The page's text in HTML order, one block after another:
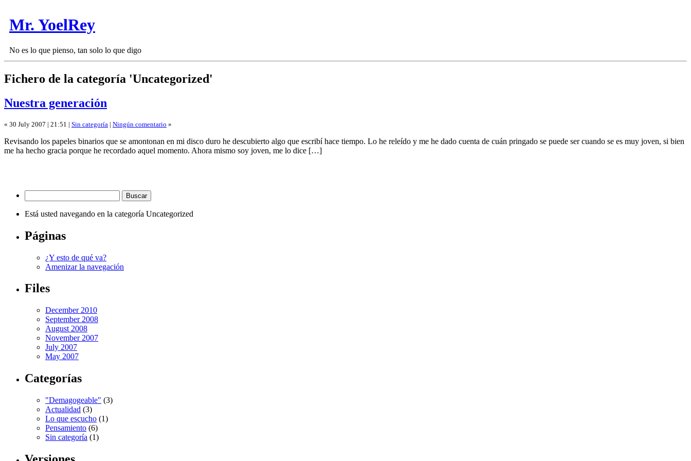
Mr. YoelRey
No es lo que pienso, tan solo lo que digo
Fichero de la categoría 'Uncategorized'
Nuestra generación
« 30 July 2007 | 21:51 | Sin categoría | Ningún comentario »
Revisando los papeles binarios que se amontonan en mi disco duro he descubierto algo que escribí­ hace tiempo. Lo he releí­do y me he dado cuenta de cuán pringado se puede ser cuando se es muy joven, si bien
me ha hecho gracia porque he recordado aquel momento. Ahora mismo soy joven, me lo dice […]
Está usted navegando en la categoría Uncategorized
Páginas
¿Y esto de qué va?
Amenizar la navegación
Files
December 2010
September 2008
August 2008
November 2007
July 2007
May 2007
Categorías
"Demagogeable" (3)
Actualidad (3)
Lo que escucho (1)
Pensamiento (6)
Sin categoría (1)